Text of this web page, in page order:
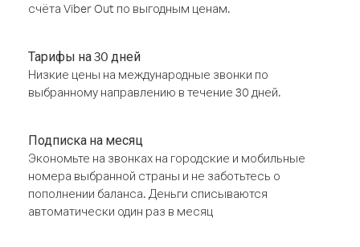
счёта Viber Out по выгодным ценам.
Тарифы на 30 дней
Низкие цены на международные звонки по
выбранному направлению в течение 30 дней.
Подписка на месяц
Экономьте на звонках на городские и мобильные
номера выбранной страны и не заботьтесь о
пополнении баланса. Деньги списываются
автоматически один раз в месяц